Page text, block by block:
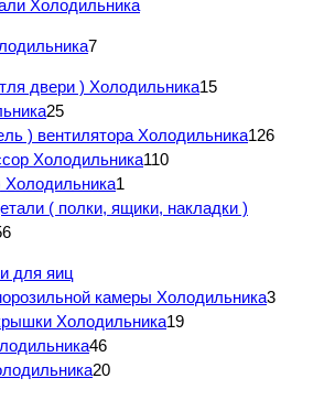
Холодильника
7
двери ) Холодильника15
25
) вентилятора Холодильника126
Холодильника110
Холодильника1
( полки, ящики, накладки )
для яиц
камеры Холодильника3
Холодильника19
46
20